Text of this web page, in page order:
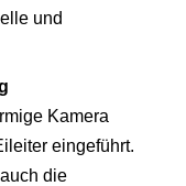
und
Kamera
eingeführt.
die